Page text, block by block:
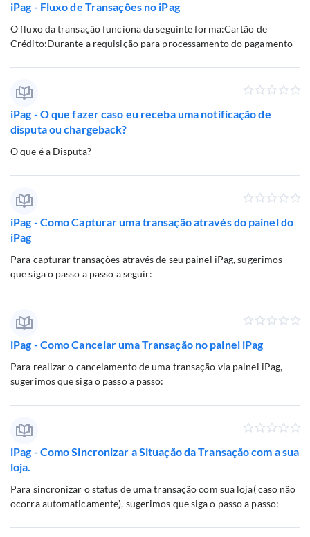
iPag - Fluxo de Transações no iPag
O fluxo da transação funciona da seguinte forma:Cartão de
Crédito:Durante a requisição para processamento do pagamento
iPag - O que fazer caso eu receba uma notificação de
disputa ou chargeback?
O que é a Disputa?
iPag - Como Capturar uma transação através do painel do
iPag
Para capturar transações através de seu painel iPag, sugerimos
que siga o passo a passo a seguir:
iPag - Como Cancelar uma Transação no painel iPag
Para realizar o cancelamento de uma transação via painel iPag,
sugerimos que siga o passo a passo:
iPag - Como Sincronizar a Situação da Transação com a sua
loja.
Para sincronizar o status de uma transação com sua loja( caso não
ocorra automaticamente), sugerimos que siga o passo a passo: